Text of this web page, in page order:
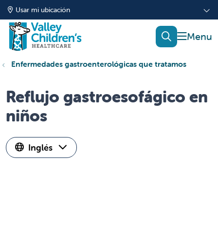
Usar mi ubicación
mostrar
buscar
Enfermedades gastroenterológicas que tratamos
Reflujo gastroesofágico en
niños
Inglés